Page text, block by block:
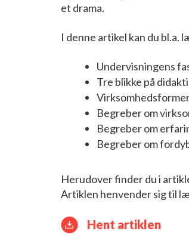
et drama.
I denne artikel kan du bl.a.
Undervisningens
Tre blikke på
Begreber om
Begreber om
Begreber om
Herudover finder du i
Artiklen henvender sig til
Hent artiklen